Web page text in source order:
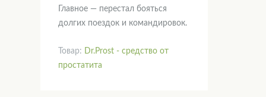
Главное — перестал бояться
долгих поездок и командировок.
Товар:
Dr.Prost - средство от
простатита